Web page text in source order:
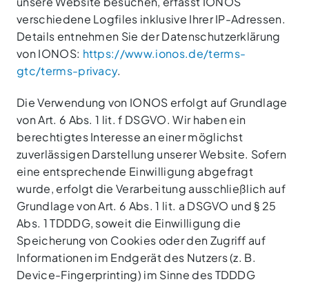
verschiedene Logfiles inklusive Ihrer IP-Adressen.
Details entnehmen Sie der Datenschutzerklärung
von IONOS: https://www.ionos.de/terms-
gtc/terms-privacy.
Die Verwendung von IONOS erfolgt auf Grundlage
von Art. 6 Abs. 1 lit. f DSGVO. Wir haben ein
berechtigtes Interesse an einer möglichst
zuverlässigen Darstellung unserer Website. Sofern
eine entsprechende Einwilligung abgefragt
wurde, erfolgt die Verarbeitung ausschließlich auf
Grundlage von Art. 6 Abs. 1 lit. a DSGVO und § 25
Abs. 1 TDDDG, soweit die Einwilligung die
Speicherung von Cookies oder den Zugriff auf
Informationen im Endgerät des Nutzers (z. B.
Device-Fingerprinting) im Sinne des TDDDG